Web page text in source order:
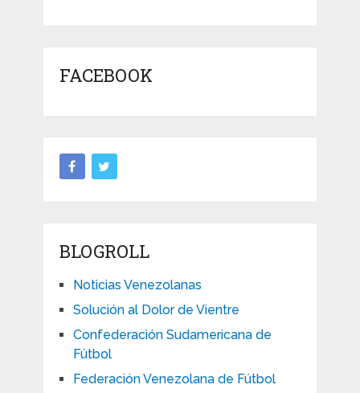
FACEBOOK
BLOGROLL
Noticias Venezolanas
Solución al Dolor de Vientre
Confederación Sudamericana de
Fútbol
Federación Venezolana de Fútbol